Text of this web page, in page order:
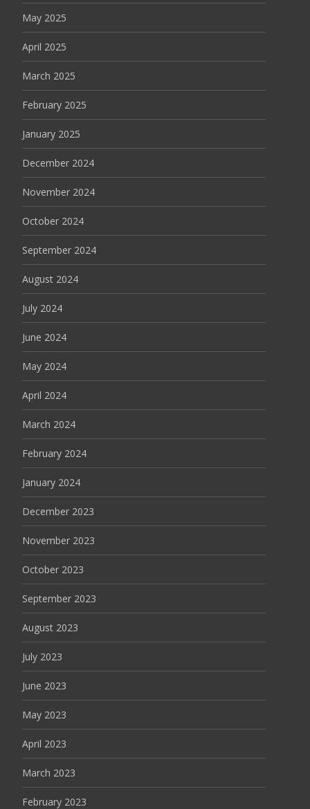
May 2025
April 2025
March 2025
February 2025
January 2025
December 2024
November 2024
October 2024
September 2024
August 2024
July 2024
June 2024
May 2024
April 2024
March 2024
February 2024
January 2024
December 2023
November 2023
October 2023
September 2023
August 2023
July 2023
June 2023
May 2023
April 2023
March 2023
February 2023